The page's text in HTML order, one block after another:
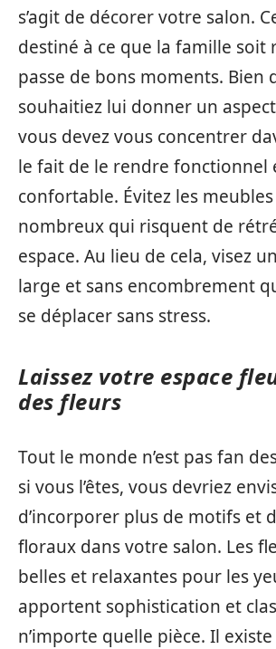
s’agit de décorer votre salon.
destiné à ce que la famille soit
passe de bons moments. Bien
souhaitiez lui donner un
vous devez vous concentrer
le fait de le rendre fonctionnel
confortable. Évitez les
nombreux qui risquent de
espace. Au lieu de cela, visez
large et sans encombrement
se déplacer sans stress.
Laissez votre espace
des fleurs
Tout le monde n’est pas fan
si vous l’êtes, vous devriez
d’incorporer plus de motifs et
floraux dans votre salon. Les
belles et relaxantes pour les
apportent sophistication et
n’importe quelle pièce. Il